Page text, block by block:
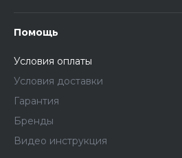
Помощь
Условия оплаты
Условия доставки
Гарантия
Бренды
Видео инструкция